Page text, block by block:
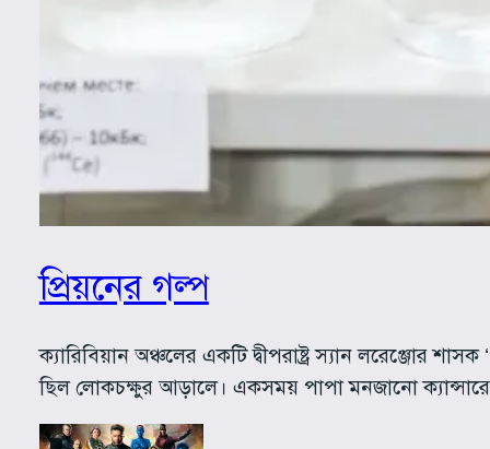
প্রিয়নের গল্প
ক্যারিবিয়ান অঞ্চলের একটি দ্বীপরাষ্ট্র স্যান
ছিল লোকচক্ষুর আড়ালে। একসময় পাপা মনজানো